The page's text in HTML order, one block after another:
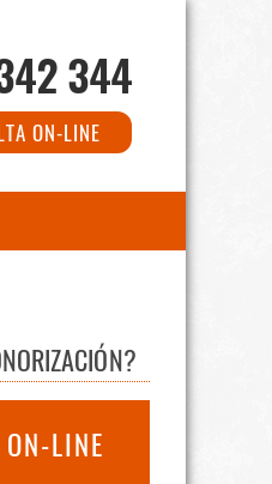
344
ON-LINE
LINE